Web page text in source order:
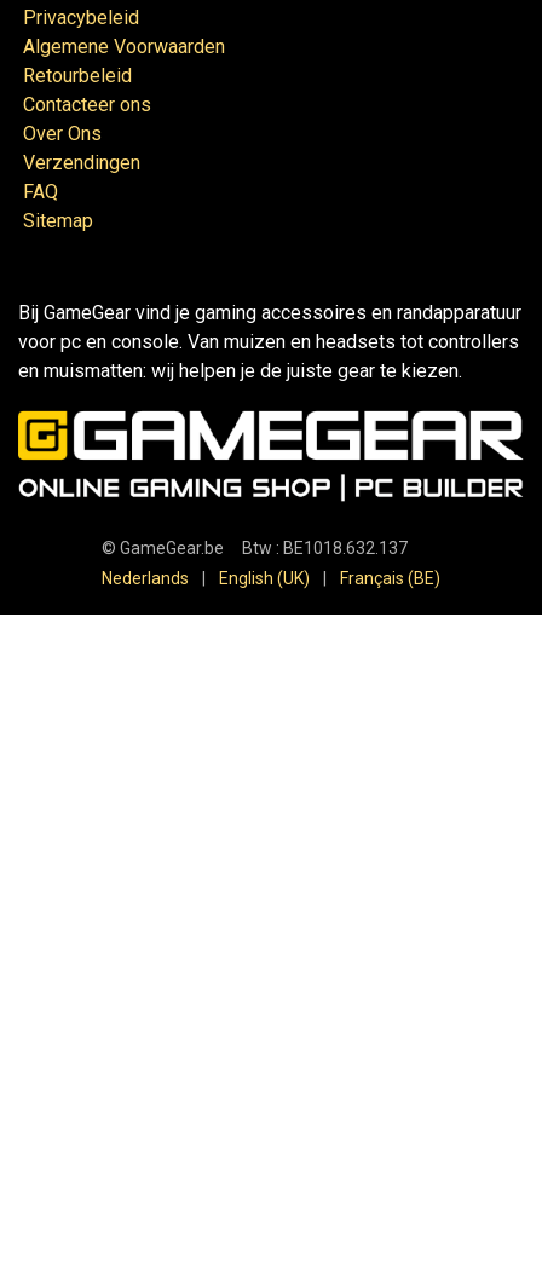
Privacybeleid
Algemene Voorwaarden
Retourbeleid
Contacteer ons
Over Ons
Verzendingen
FAQ
Sitemap
Bij GameGear vind je gaming accessoires en randapparatuur
voor pc en console. Van muizen en headsets tot controllers
en muismatten: wij helpen je de juiste gear te kiezen.
© GameGear.be Btw : BE1018.632.137
Nederlands
English (UK) Français (BE)